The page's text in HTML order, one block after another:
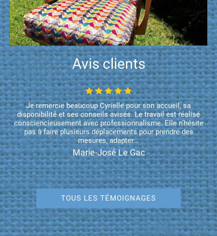
Avis clients
Je remercie beaucoup Cyrielle pour son accueil, sa
disponibilité et ses conseils avisés. Le travail est réalisé
consciencieusement avec professionnalisme. Elle n’hésite
pas à faire plusieurs déplacements pour prendre des
mesures, adapter...
Marie-José Le Gac
TOUS LES TÉMOIGNAGES